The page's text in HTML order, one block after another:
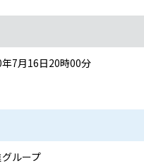
7月16日20時00分
ループ